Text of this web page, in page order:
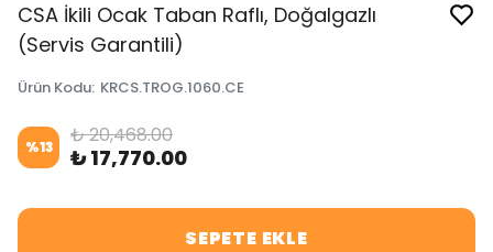
CSA İkili Ocak Taban Raflı, Doğalgazlı
(Servis Garantili)
Ürün Kodu: KRCS.TROG.1060.CE
%13 ₺ 20,468.00
₺ 17,770.00
SEPETE EKLE